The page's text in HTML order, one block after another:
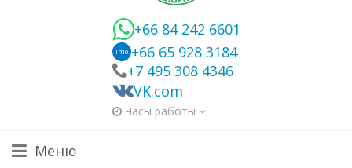
+66 84 242 6601
imo +66 65 928 3184
+7 495 308 4346
VK.com
Часы работы
Меню